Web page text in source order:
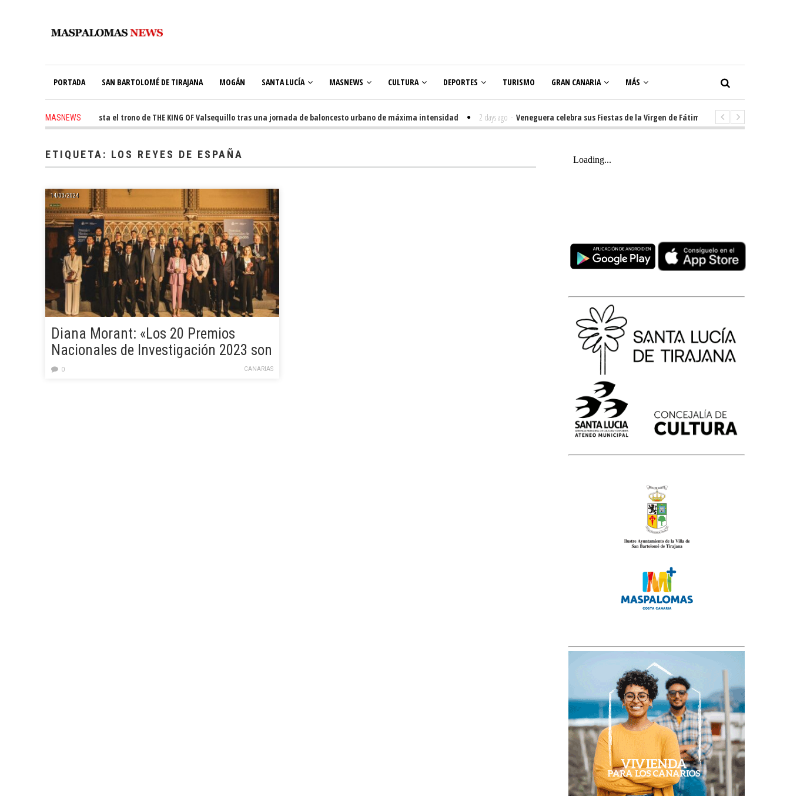
PORTADA SAN BARTOLOMÉ DE TIRAJANA MOGÁN SANTA LUCÍA MASNEWS CULTURA DEPORTES TURISMO GRAN CANARIA MÁS
MASNEWS
Ale Martín conquista el trono de THE KING OF Valsequillo tras una jornada de baloncesto urbano de máxima intensidad 2 days ago - Veneguera celebra sus Fiestas de la Virgen de Fátima con diez días de tradición,
ETIQUETA: LOS REYES DE ESPAÑA
14/03/2024
Diana Morant: «Los 20 Premios
Nacionales de Investigación 2023 son
los arquitectos de nuestro mejor
CANARIAS
0